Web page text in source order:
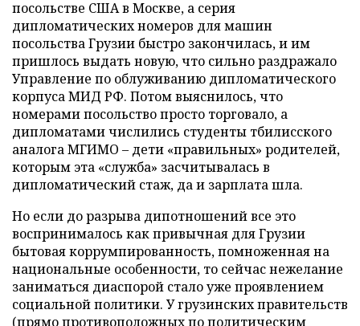
посольстве США в Москве, а серия
дипломатических номеров для машин
посольства Грузии быстро закончилась, и им
пришлось выдать новую, что сильно раздражало
Управление по облуживанию дипломатического
корпуса МИД РФ. Потом выяснилось, что
номерами посольство просто торговало, а
дипломатами числились студенты тбилисского
аналога МГИМО – дети «правильных» родителей,
которым эта «служба» засчитывалась в
дипломатический стаж, да и зарплата шла.
Но если до разрыва дипотношений все это
воспринималось как привычная для Грузии
бытовая коррумпированность, помноженная на
национальные особенности, то сейчас нежелание
заниматься диаспорой стало уже проявлением
социальной политики. У грузинских правительств
(прямо противоположных по политическим